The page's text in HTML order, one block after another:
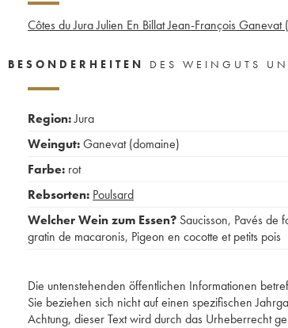
Côtes du Jura Julien En Billat Jean-François Ganevat
BESONDERHEITEN DES WEINGUTS
Region:Jura
Weingut:Ganevat (domaine)
Farbe: rot
Rebsorten: Poulsard
Welcher Wein zum Essen? Saucisson, Pavés de
gratin de macaronis, Pigeon en cocotte et petits pois
Die untenstehenden öffentlichen Informationen
Sie beziehen sich nicht auf einen spezifischen
Achtung, dieser Text wird durch das Urheberrecht